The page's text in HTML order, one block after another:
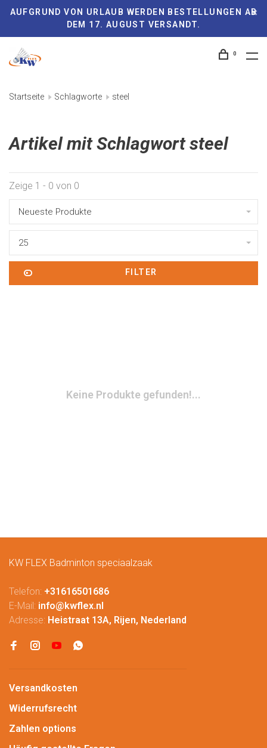
AUFGRUND VON URLAUB WERDEN BESTELLUNGEN AB
DEM 17. AUGUST VERSANDT.
0
Startseite Schlagworte steel
Artikel mit Schlagwort steel
Zeige 1 - 0 von 0
Neueste Produkte
25
FILTER
Keine Produkte gefunden!...
KW FLEX Badminton speciaalzaak
Telefon: +31616501686
E-Mail: info@kwflex.nl
Adresse: Heistraat 13A, Rijen, Nederland
Versandkosten
Widerrufsrecht
Zahlen options